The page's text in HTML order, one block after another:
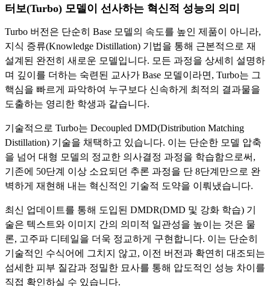
터보(Turbo) 모델이 선사하는 혁신적 성능의 의미
Turbo 버전은 단순히 Base 모델의 속도를 높인 제품이 아니라,
지식 증류(Knowledge Distillation) 기법을 통해 근본적으로 재
설계된 완전히 새로운 모델입니다. 모든 과정을 상세히 설명하
며 깊이를 더하는 숙련된 교사가 Base 모델이라면, Turbo는 그
핵심을 빠르게 파악하여 누구보다 신속하게 최적의 결과물을
도출하는 영리한 학생과 같습니다.
기술적으로 Turbo는 Decoupled DMD(Distribution Matching
Distillation) 기술을 채택하고 있습니다. 이는 단순한 모델 압축
을 넘어 대형 모델의 정교한 의사결정 과정을 학습함으로써,
기존에 50단계 이상 소요되던 추론 과정을 단 8단계만으로 완
벽하게 재현해 내는 혁신적인 기술적 도약을 이뤄냈습니다.
최신 업데이트를 통해 도입된 DMDR(DMD 및 강화 학습) 기
술은 텍스트와 이미지 간의 의미적 일관성을 높이는 것은 물
론, 고주파 디테일을 더욱 정교하게 구현합니다. 이는 단순히
기술적인 수식어에 그치지 않고, 이전 버전과 확연히 대조되는
섬세한 피부 질감과 정밀한 묘사를 통해 압도적인 성능 차이를
직접 확인하실 수 있습니다.